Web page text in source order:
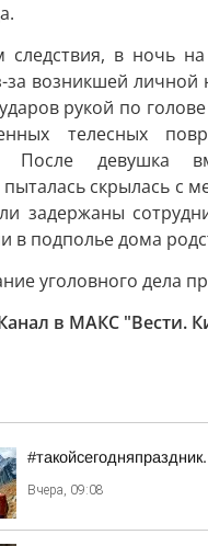
в ночь
за возникшей личной
рукой по
телесных
После девушка
скрылась с
задержаны
в подполье дома
уголовного дела
в МАКС "Вести.
Вчера, 09:08